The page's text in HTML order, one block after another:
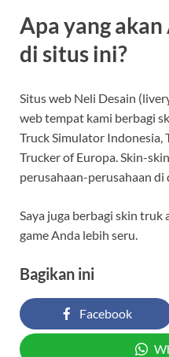
Apa yang
di situs ini?
Situs web Neli Desain
web tempat kami berbagi
Truck Simulator Indonesia,
Trucker of Europa. Skin-
perusahaan-perusahaan di
Saya juga berbagi skin truk
game Anda lebih seru.
Bagikan ini
Facebook